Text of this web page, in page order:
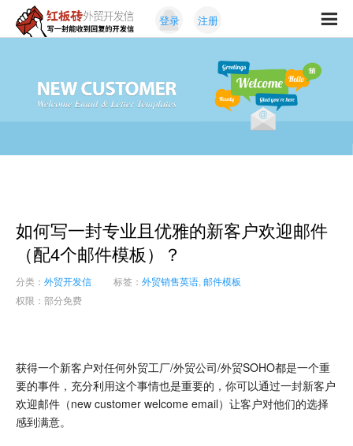
红
信
回
发
信
登录 注册
如何写一封专业且优雅的新客户欢迎邮件
（配4个邮件模板）？
分类： 外贸开发信 标签： 外贸销售英语 邮件模板
权限：部分免费
获得一个新客户对任何外贸工厂/外贸公司/外贸SOHO都是一个重
要的事件，充分利用这个事情也是重要的，你可以通过一封新客户
欢迎邮件（new customer welcome email）让客户对他们的选择
感到满意。